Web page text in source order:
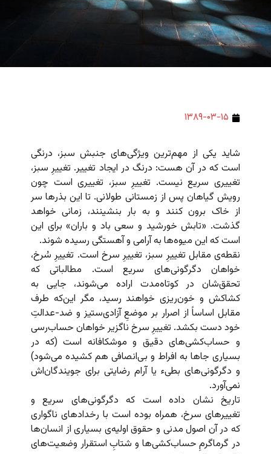
۱۳۸۹-۰۳-۱۵
شاید یکی از مهم‌ترین ویژگی‌های جنبش سبز، درنگی
است که در آن هست: درنگ در ایجاد تغییر. تغییرِ سبز،
تغییری سریع نیست. تغییرِ سبز، تغییری است چون
رویش گیاهان پس از زمستانی طولانی. تا این بذرها سر
از خاک برون کنند و به بار بنشینند، زمانی خواهد
گذشت. «تابش خورشید و سعی باد و باران» برای این
است که این میوه‌ها به آرامی و آهستگی رسیده شوند.
نقطه‌ی مقابل تغییرِ سبز، تغییرِ سرخ است. تغییرِ سُرخ،
خواهان دگرگونی‌های سریع است. مطالباتی که
تحقق‌شان در کوتاه‌مدت اراده می‌شوند، جایی به
کشاکش و خون‌ریزی خواهند رسید، مگر این‌که طرف
مقابل اساساً از اصرار بر موضعِ آزادی‌ستیز و ضد-عدالتِ
خود دست بکشد. تغییرِ سرخ ناگزیر خواهان حساب‌رسی
و حساب‌کشی‌های دقیق و موشکافانه است (که در
بسیاری جاها به افراط و بی‌انصافی هم کشیده می‌شود)
و دگرگونی‌های بطیء یا آرام رضایتی برای جویندگان‌اش
نمی‌آورد.
تاریخ نشان داده است که دگرگونی‌های سریع و
تغییرهای سرخ، همراه بوده است با رخدادهای ناگواری
که در آن اصول مدنی و حقوق اولیه‌ی بسیاری از انسان‌ها
در گرماگرمِ حساب‌کشی‌ها و شتابِ استقرار وضعیت‌های